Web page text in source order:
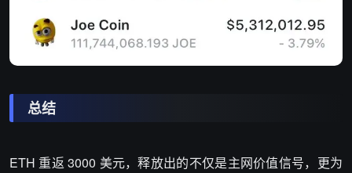
总结
ETH 重返 3000 美元，释放出的不仅是主网价值信号，更为